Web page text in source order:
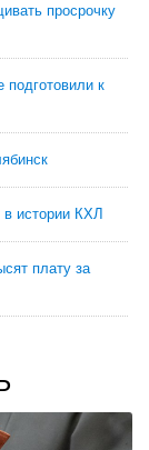
просрочку
к
истории КХЛ
плату за